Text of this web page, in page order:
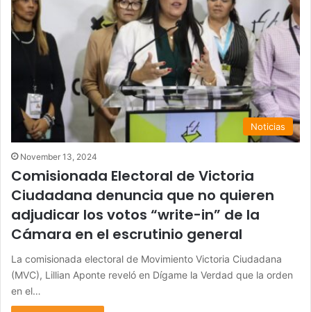
Noticias
November 13, 2024
Comisionada Electoral de Victoria
Ciudadana denuncia que no quieren
adjudicar los votos “write-in” de la
Cámara en el escrutinio general
La comisionada electoral de Movimiento Victoria Ciudadana
(MVC), Lillian Aponte reveló en Dígame la Verdad que la orden
en el…